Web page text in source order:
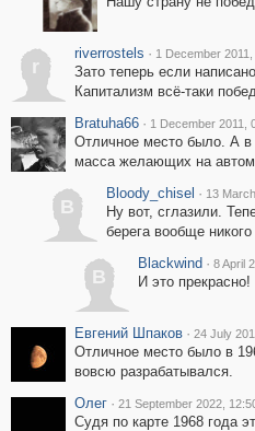
r
riverrostels · 1 December
Зато теперь если
Капитализм всё-таки
Bratuha66 · 1 December 2011,
Отличное место было. А в
масса желающих на
B
Bloody_chisel · 13
Ну вот, сглазили.
берега вообще никого
B
Blackwind · 8 April
И это прекрасно!
Евгений Шпаков · 24 July
Отличное место было в
вовсю разрабатывался.
Олег · 21 September 2022,
Судя по карте 1968 года